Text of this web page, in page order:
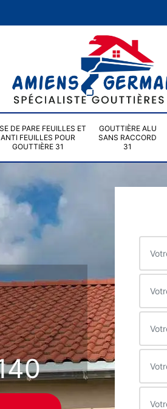
DE PARE FEUILLES ET
ANTI FEUILLES POUR
GOUTTIÈRE 31
GOUTTIÈRE ALU
SANS RACCORD
31